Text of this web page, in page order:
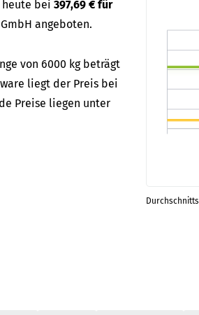
heute bei 397,69 € für
angeboten.
von 6000 kg beträgt
liegt der Preis bei
Preise liegen unter